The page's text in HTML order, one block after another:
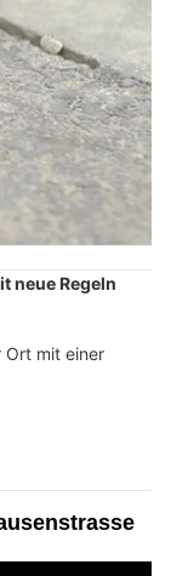
neue Regeln
Ort mit einer